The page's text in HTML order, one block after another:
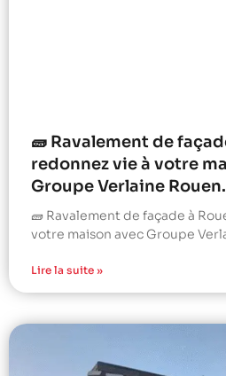
🧱 Ravalement de
redonnez vie à votre
Groupe Verlaine Rouen.
🧱 Ravalement de façade à
votre maison avec Groupe
Lire la suite »